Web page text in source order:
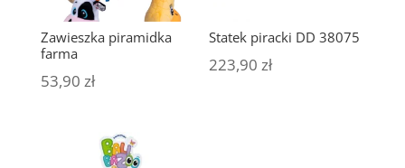
Zawieszka piramidka
farma
53,90 zł
Statek piracki DD 38075
223,90zł